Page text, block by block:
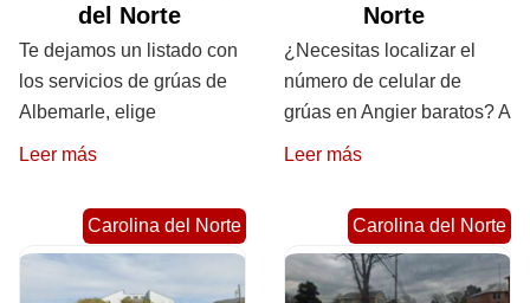
del Norte
Te dejamos un listado con
los servicios de grúas de
Albemarle, elige
Leer más
Norte
¿Necesitas localizar el
número de celular de
grúas en Angier baratos? A
Leer más
Carolina del Norte Carolina del Norte